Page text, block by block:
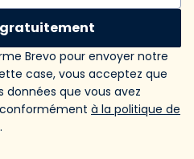
gratuitement
Brevo pour envoyer notre
case, vous acceptez que
données que vous avez
à la politique de
.